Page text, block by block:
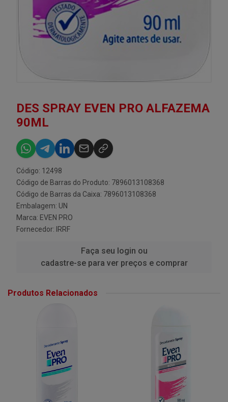
DES SPRAY EVEN PRO ALFAZEMA
90ML
Código: 12498
Código de Barras do Produto: 7896013108368
Código de Barras da Caixa: 7896013108368
Embalagem: UN
Marca: EVEN PRO
Fornecedor: IRRF
Faça seu login ou
cadastre-se para ver preços e comprar
Produtos Relacionados